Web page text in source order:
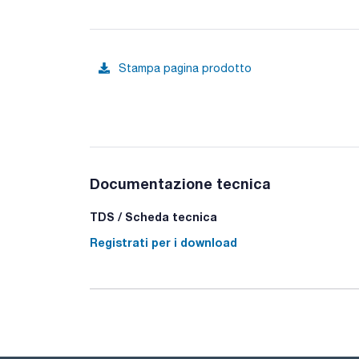
Stampa pagina prodotto
Documentazione tecnica
TDS / Scheda tecnica
Registrati per i download